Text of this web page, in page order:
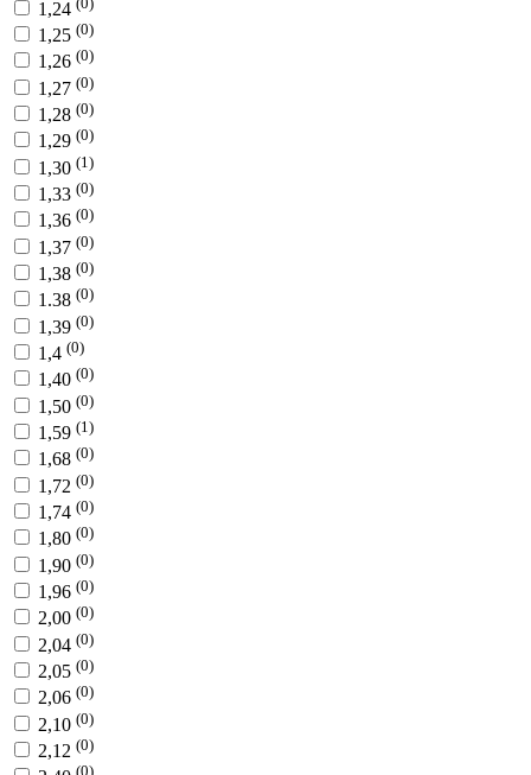
1,24
1,25 (0)
1,26 (0)
1,27 (0)
1,28 (0)
1,29 (0)
1,30 (1)
1,33 (0)
1,36 (0)
1,37 (0)
1,38 (0)
1.38 (0)
1,39 (0)
1,4 (0)
1,40 (0)
1,50 (0)
1,59 (1)
1,68 (0)
1,72 (0)
1,74 (0)
1,80 (0)
1,90 (0)
1,96 (0)
2,00 (0)
2,04 (0)
2,05 (0)
2,06 (0)
2,10 (0)
2,12 (0)
(0)